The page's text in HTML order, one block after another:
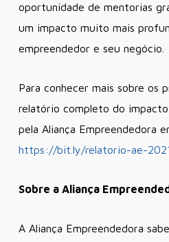
oportunidade de mentorias
um impacto muito mais
empreendedor e seu negócio.
Para conhecer mais sobre os
relatório completo do impacto
pela Aliança Empreendedora
https://bit.ly/relatorio-ae-
Sobre a Aliança
A Aliança Empreendedora